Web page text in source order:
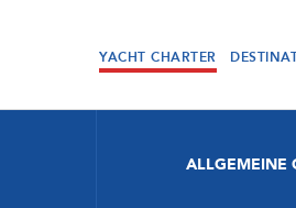
YACHT CHARTER
ALLGEMEINE